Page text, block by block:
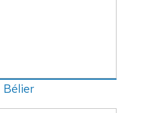
Bélier